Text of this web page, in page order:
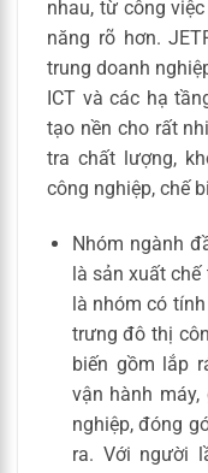
nhau, từ công
năng rõ hơn.
trung doanh
ICT và các hạ
tạo nền cho rất
tra chất lượng,
công nghiệp, chế
Nhóm ngành
là sản xuất
là nhóm có
trưng đô thị
biến gồm lắp
vận hành
nghiệp, đóng
ra. Với người